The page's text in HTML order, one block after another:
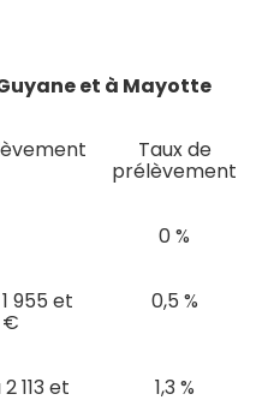
et à Mayotte
Taux de
prélèvement
0 %
955 et
€
0,5 %
113 et 1,3 %